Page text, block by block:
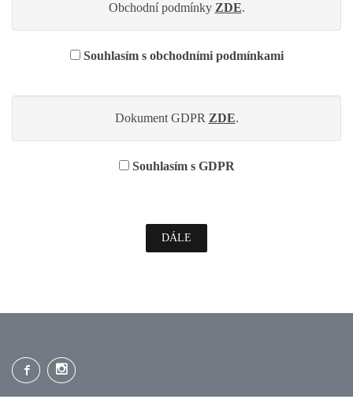
Obchodní podmínky ZDE.
Souhlasím s obchodními podmínkami
Dokument GDPR ZDE.
Souhlasím s GDPR